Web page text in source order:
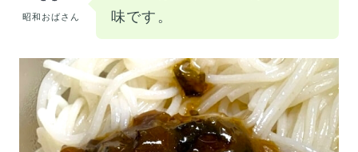
昭和おばさん
味です。